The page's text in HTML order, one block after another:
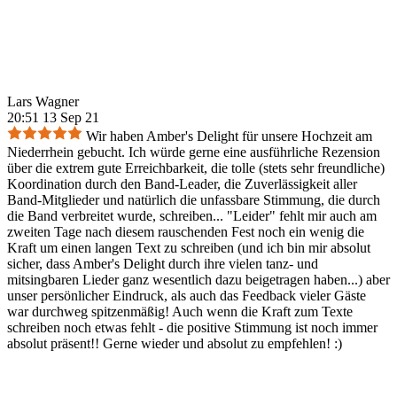
Lars Wagner
20:51 13 Sep 21
Wir haben Amber's Delight für unsere Hochzeit am
Niederrhein gebucht. Ich würde gerne eine ausführliche Rezension
über die extrem gute Erreichbarkeit, die tolle (stets sehr freundliche)
Koordination durch den Band-Leader, die Zuverlässigkeit aller
Band-Mitglieder und natürlich die unfassbare Stimmung, die durch
die Band verbreitet wurde, schreiben... "Leider" fehlt mir auch am
zweiten Tage nach diesem rauschenden Fest noch ein wenig die
Kraft um einen langen Text zu schreiben (und ich bin mir absolut
sicher, dass Amber's Delight durch ihre vielen tanz- und
mitsingbaren Lieder ganz wesentlich dazu beigetragen haben...) aber
unser persönlicher Eindruck, als auch das Feedback vieler Gäste
war durchweg spitzenmäßig! Auch wenn die Kraft zum Texte
schreiben noch etwas fehlt - die positive Stimmung ist noch immer
absolut präsent!! Gerne wieder und absolut zu empfehlen! :)